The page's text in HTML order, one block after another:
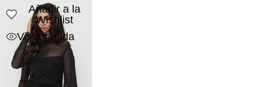
Añadir a la
Wishlist
Vista rápida